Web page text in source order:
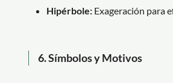
Hipérbole: Exageración para
6.Símbolos y Motivos